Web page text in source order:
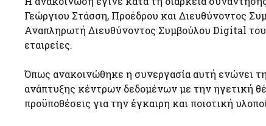
Γεώργιου Στάσση, Προέδρου και Διευθύνοντος
Αναπληρωτή Διευθύνοντος Συμβούλου Digital
εταιρείες.
Όπως ανακοινώθηκε η συνεργασία αυτή ενώνει
ανάπτυξης κέντρων δεδομένων με την ηγετική
προϋποθέσεις για την έγκαιρη και ποιοτική